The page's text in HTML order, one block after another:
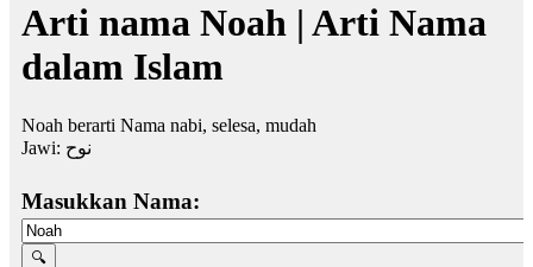
Arti nama Noah | Arti Nama
dalam Islam
Noah berarti Nama nabi, selesa, mudah
Jawi: نوح
Masukkan Nama: